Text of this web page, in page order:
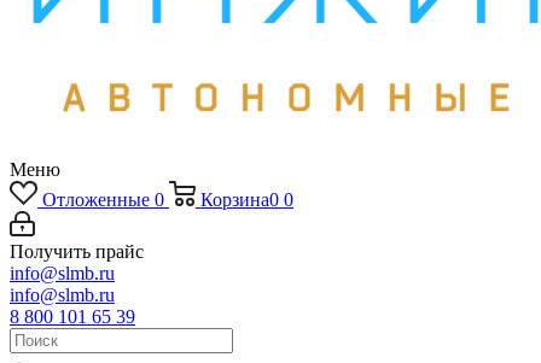
Меню
Отложенные 0 Корзина0 0
Получить прайс
info@slmb.ru
info@slmb.ru
8 800 101 65 39